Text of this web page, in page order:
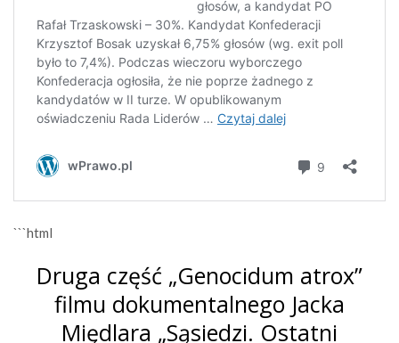
```html
Druga część „Genocidum atrox”
filmu dokumentalnego Jacka
Międlara „Sąsiedzi. Ostatni